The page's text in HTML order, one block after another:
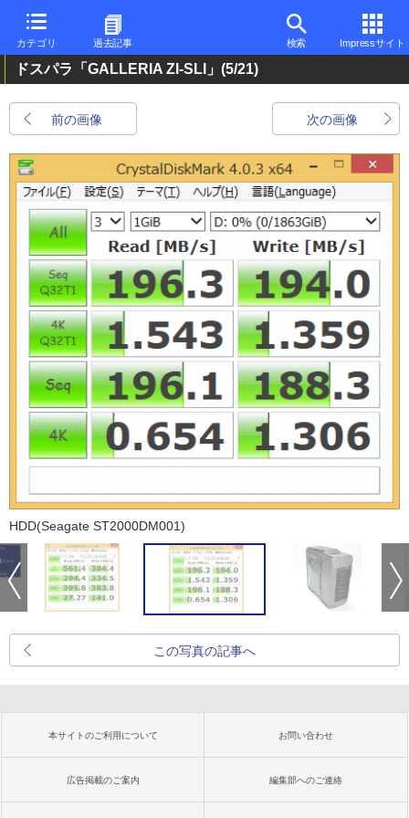
カテゴリ 過去記事 検索 Impressサイト
ドスパラ「GALLERIA ZI-SLI」 (5/21)
前の画像 次の画像
HDD(Seagate ST2000DM001)
この写真の記事へ
本サイトのご利用について お問い合わせ
広告掲載のご案内 編集部へのご連絡